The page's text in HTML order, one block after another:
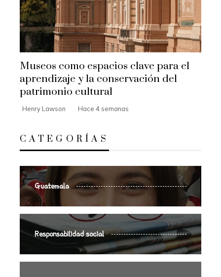
Museos como espacios clave para el
aprendizaje y la conservación del
patrimonio cultural
Henry Lawson Hace 4 semanas
CATEGORÍAS
Guatemala
Responsabilidad social